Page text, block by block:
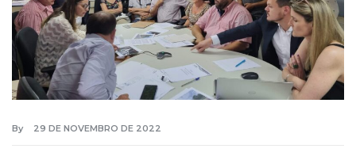
By 29 DE NOVEMBRO DE 2022